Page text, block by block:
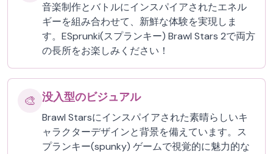
音楽制作とバトルにインスパイアされたエネル
ギーを組み合わせて、新鮮な体験を実現しま
す。ESprunki(スプランキー) Brawl Stars 2で両方
の長所をお楽しみください！
🎨 没入型のビジュアル
Brawl Starsにインスパイアされた素晴らしいキ
ャラクターデザインと背景を備えています。ス
プランキー(spunky) ゲームで視覚的に魅力的な